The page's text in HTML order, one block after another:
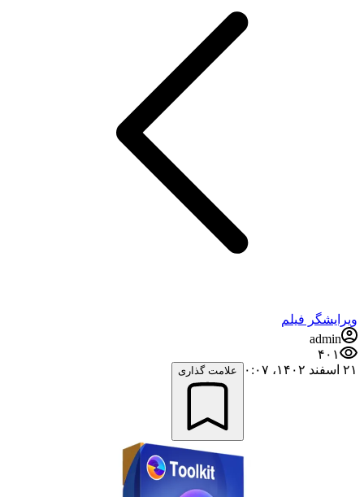
ویرایشگر فیلم
admin
۴۰۱
۲۱ اسفند ۱۴۰۲،‏ ۰:۰۷
علامت گذاری